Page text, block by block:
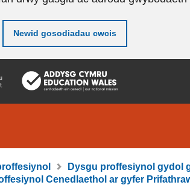
Newid gosodiadau cwcis
Dysgu proffesiynol gydol
Cenedlaethol ar gyfer